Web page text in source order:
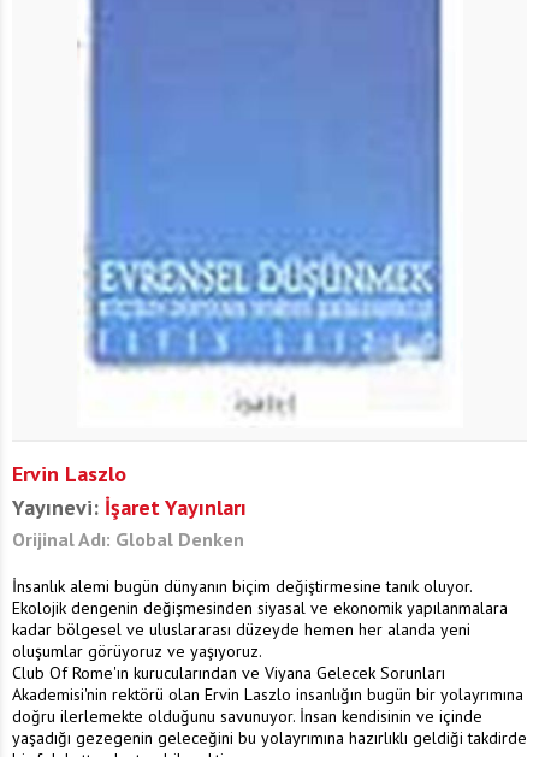
Ervin Laszlo
Yayınevi: İşaret Yayınları
Orijinal Adı: Global Denken
İnsanlık alemi bugün dünyanın biçim değiştirmesine tanık oluyor.
Ekolojik dengenin değişmesinden siyasal ve ekonomik yapılanmalara
kadar bölgesel ve uluslararası düzeyde hemen her alanda yeni
oluşumlar görüyoruz ve yaşıyoruz.
Club Of Rome'ın kurucularından ve Viyana Gelecek Sorunları
Akademisi'nin rektörü olan Ervin Laszlo insanlığın bugün bir yolayrımına
doğru ilerlemekte olduğunu savunuyor. İnsan kendisinin ve içinde
yaşadığı gezegenin geleceğini bu yolayrımına hazırlıklı geldiği takdirde